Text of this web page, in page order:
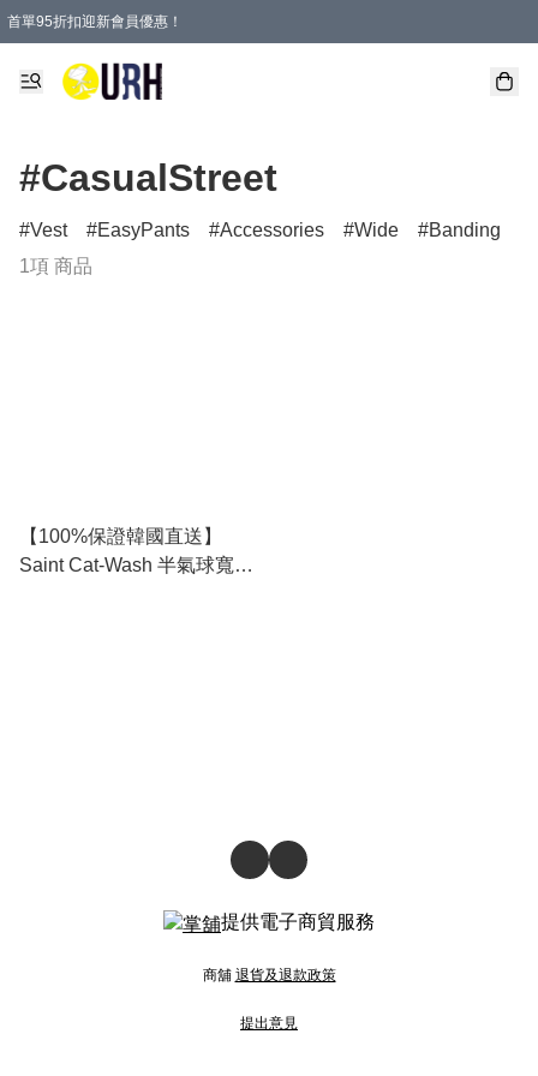
首單95折扣迎新會員優惠！
特選會員可享全單低至 95 折優惠！
單一訂單滿HKD600(澳門HKD800)包郵寄順豐送到家。
#CasualStreet
Vest EasyPants Accessories Wide Banding
1項 商品
【100%保證韓國直送】
Saint Cat-Wash 半氣球寬版
提供電子商貿服務
商舖 退貨及退款政策
提出意見